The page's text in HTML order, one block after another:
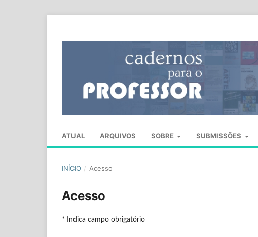
ATUAL ARQUIVOS SOBRE SUBMISSÕES
INÍCIO / Acesso
Acesso
* Indica campo obrigatório